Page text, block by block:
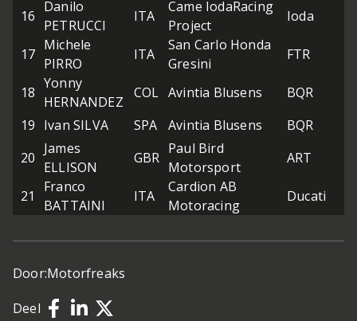
16
Danilo
PETRUCCI
ITA
Came IodaRacing
Project
Ioda
17
Michele
PIRRO
ITA
San Carlo Honda
Gresini
FTR
18
Yonny
HERNANDEZ
COL Avintia Blusens BQR
19 Ivan SILVA SPA Avintia Blusens BQR
20
James
ELLISON
GBR
Paul Bird
Motorsport
ART
21
Franco
BATTAINI
ITA
Cardion AB
Motoracing
Ducati
Door:Motorfreaks
Deel